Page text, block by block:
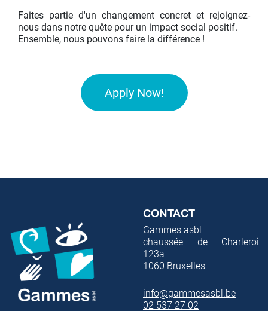
Faites partie d'un changement concret et rejoignez-
nous dans notre quête pour un impact social positif.
Ensemble, nous pouvons faire la différence !
Apply Now!
CONTACT
Gammes asbl
chaussée de Charleroi
123a
1060 Bruxelles
info@gammesasbl.be
02 537 27 02